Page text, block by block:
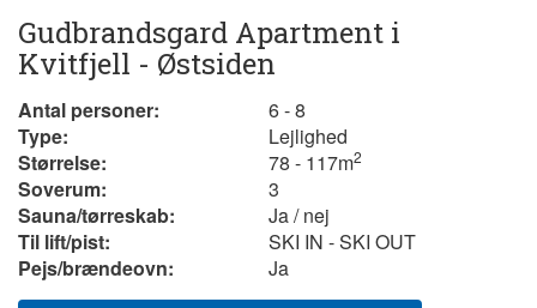
Gudbrandsgard Apartment i
Kvitfjell - Østsiden
Antal personer:
6 - 8
Type:
Lejlighed
Størrelse:
78 - 117m2
Soverum:
3
Sauna/tørreskab:
Ja / nej
Til lift/pist:
SKI IN - SKI OUT
Pejs/brændeovn:
Ja